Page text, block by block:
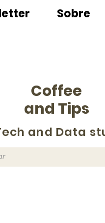
Sobre
Coffee
and Tips
and Data